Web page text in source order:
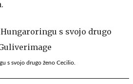
s svojo drugo ženo Cecilio.